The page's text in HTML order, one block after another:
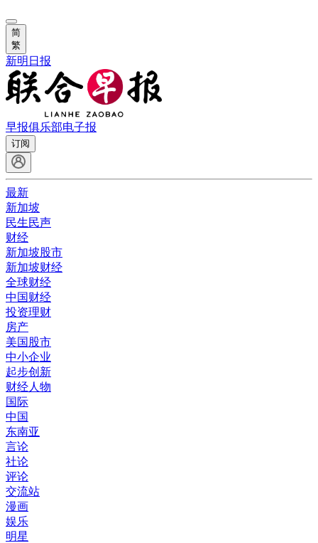
简
繁
新明日报
早报俱乐部电子报
订阅
最新
新加坡
民生民声
财经
新加坡股市
新加坡财经
全球财经
中国财经
投资理财
房产
美国股市
中小企业
起步创新
财经人物
国际
中国
东南亚
言论
社论
评论
交流站
漫画
娱乐
明星